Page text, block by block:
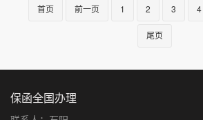
首页 前一页 1 2 3 4
尾页
保函全国办理